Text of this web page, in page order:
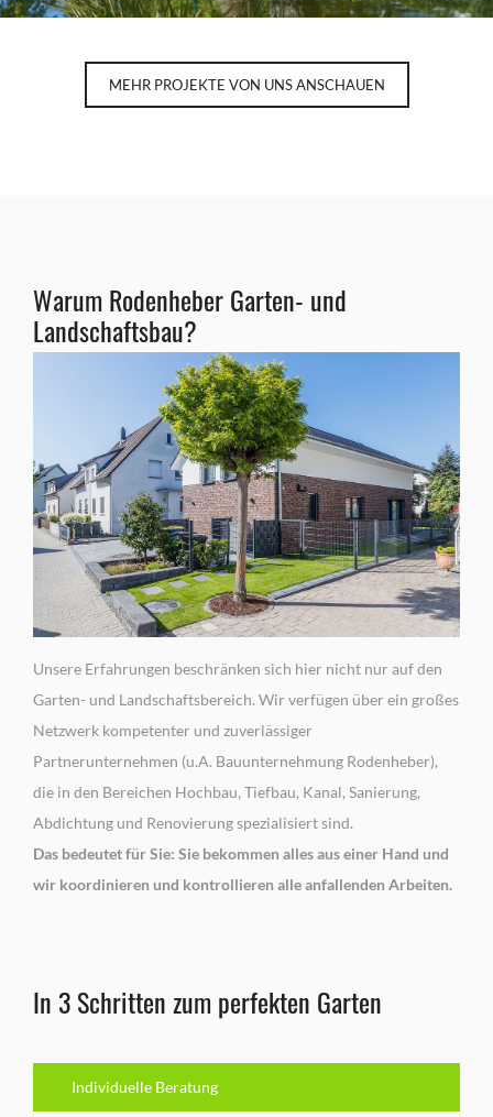
MEHR PROJEKTE VON UNS ANSCHAUEN
Warum Rodenheber Garten- und
Landschaftsbau?
Unsere Erfahrungen beschränken sich hier nicht nur auf den
Garten- und Landschaftsbereich. Wir verfügen über ein großes
Netzwerk kompetenter und zuverlässiger
Partnerunternehmen (u.A. Bauunternehmung Rodenheber),
die in den Bereichen Hochbau, Tiefbau, Kanal, Sanierung,
Abdichtung und Renovierung spezialisiert sind.
Das bedeutet für Sie: Sie bekommen alles aus einer Hand und
wir koordinieren und kontrollieren alle anfallenden Arbeiten.
In 3 Schritten zum perfekten Garten
Individuelle Beratung